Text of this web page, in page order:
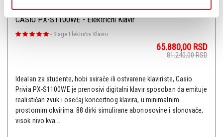
CASIO PX-S1100WE - Električni Klavir
- Stage Električni Klaviri
65.880,00 RSD
81.240,00RSD
Idealan za studente, hobi svirače ili ostvarene klaviriste, Casio
Privia PX-S1100WE je prenosivi digitalni klavir sposoban da emituje
realističan zvuk i osećaj koncertnog klavira, u minimalnim
prostornim okvirima. 88 dirki simulirane abonosovine i slonovače,
visok nivo kva...